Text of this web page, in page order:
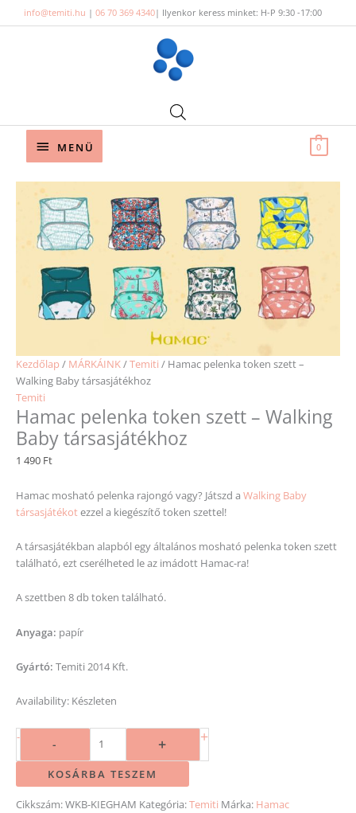
to
info@temiti.hu | 06 70 369 4340| Ilyenkor keress minket: H-P 9:30 -17:00
Below
MENÜ 0
Kezdőlap / MÁRKÁINK/Temiti / Hamac pelenka token szett –
Walking Baby társasjátékhoz
Temiti
Hamac pelenka token szett – Walking
Baby társasjátékhoz
1 490 Ft
Hamac mosható pelenka rajongó vagy? Játszd a Walking Baby
társasjátékotezzel a kiegészítő token szettel!
A társasjátékban alapból egy általános mosható pelenka token szett
található, ezt cserélheted le az imádott Hamac-ra!
A szettben 8 db token található.
Anyaga: papír
Gyártó: Temiti 2014 Kft.
Availability: Készleten
-
-
Hamac
pelenka
token
szett
Walking
társasjátékhoz
mennyiség
+ +
KOSÁRBA TESZEM
Cikkszám:WKB-KIEGHAM Kategória:Temiti Márka: Hamac